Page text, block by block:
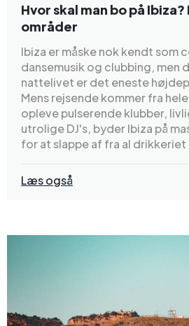
Hvor skal man bo på
områder
Ibiza er måske nok kendt som
dansemusik og clubbing, men
nattelivet er det eneste
Mens rejsende kommer fra
opleve pulserende klubber,
utrolige DJ's, byder Ibiza på
for at slappe af fra al drikkeriet
Læs også